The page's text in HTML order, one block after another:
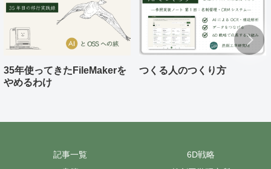
35年使ってきたFileMakerを
やめるわけ
つくる人のつくり方
記事一覧
6D戦略